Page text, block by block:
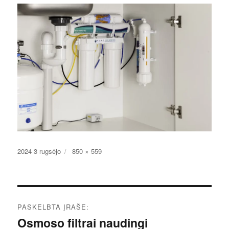
Paskelbta
2024 3 rugsėjo
Pilnas
850 × 559
tarp
PASKELBTA ĮRAŠE:
Osmoso filtrai naudingi